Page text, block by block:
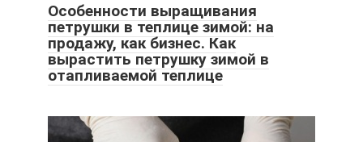
Особенности выращивания
петрушки в теплице зимой: на
продажу, как бизнес. Как
вырастить петрушку зимой в
отапливаемой теплице